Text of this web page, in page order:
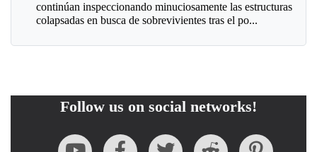
continúan inspeccionando minuciosamente las estructuras
colapsadas en busca de sobrevivientes tras el po...
Follow us on social networks!